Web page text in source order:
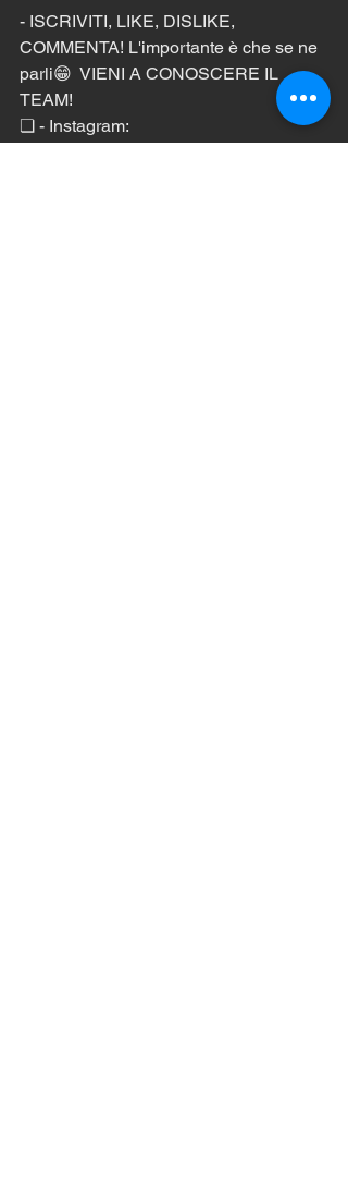
- ISCRIVITI, LIKE, DISLIKE,
COMMENTA! L'importante è che se ne
parli😁  VIENI A CONOSCERE IL
TEAM!
❏ - Instagram: